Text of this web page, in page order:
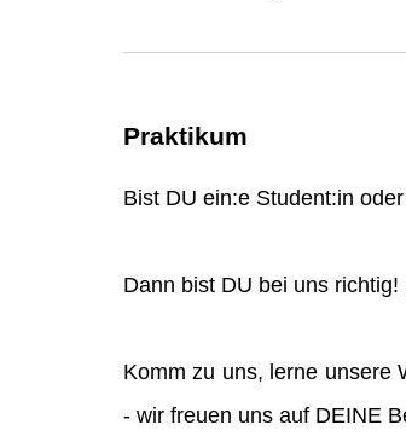
Praktikum
Bist DU ein:e Student:in
Dann bist DU bei uns richtig!
Komm zu uns, lerne unsere
- wir freuen uns auf DEINE